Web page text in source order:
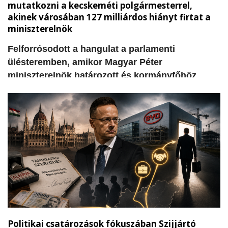
mutatkozni a kecskeméti polgármesterrel,
akinek városában 127 milliárdos hiányt firtat a
miniszterelnök
​Felforrósodott a hangulat a parlamenti
ülésteremben, amikor Magyar Péter
miniszterelnök határozott és kormányfőhöz
kecskeméti önkormányzati és egyetemi pénzek
sorsát. A Tisza Párt miniszterelnöke
felszólalásában közvetlenül az ellenzéki Fidesz
padsorai felé fordulva tette szóvá azokat a
súlyos hiányosságokat és elhallgatott
információkat, amelyek álláspontja szerint a
korábbi helyi vezetés és a fideszes körök
felelősségét bizonyítják.
Politikai csatározások fókuszában Szijjártó